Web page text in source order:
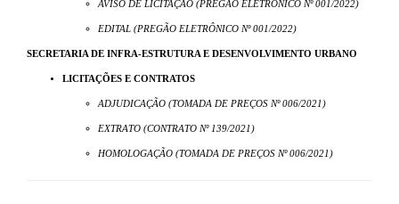
AVISO DE LICITAÇÃO (PREGÃO ELETRÔNICO Nº 001/2022)
EDITAL (PREGÃO ELETRÔNICO Nº 001/2022)
SECRETARIA DE INFRA-ESTRUTURA E DESENVOLVIMENTO URBANO
LICITAÇÕES E CONTRATOS
ADJUDICAÇÃO (TOMADA DE PREÇOS Nº 006/2021)
EXTRATO (CONTRATO Nº 139/2021)
HOMOLOGAÇÃO (TOMADA DE PREÇOS Nº 006/2021)